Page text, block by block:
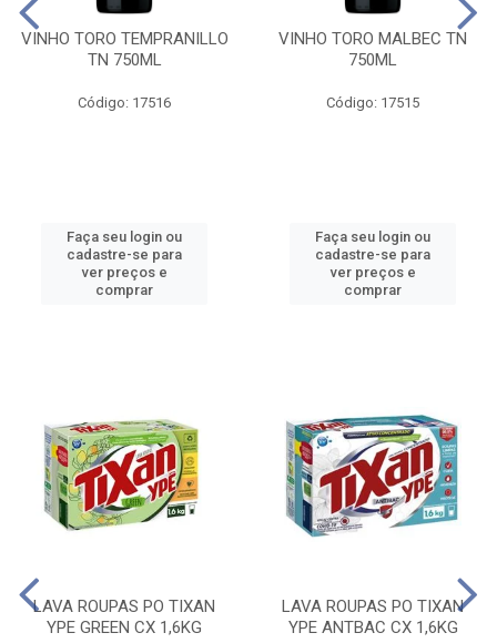
VINHO TORO TEMPRANILLO
TN 750ML
Código: 17516
Faça seu login ou
cadastre-se para
ver preços e
comprar
VINHO TORO MALBEC TN
750ML
Código: 17515
Faça seu login ou
cadastre-se para
ver preços e
comprar
LAVA ROUPAS PO TIXAN
YPE GREEN CX 1,6KG
LAVA ROUPAS PO TIXAN
YPE ANTBAC CX 1,6KG